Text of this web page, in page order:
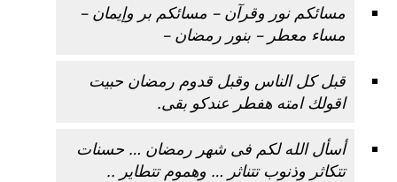
مسائكم نور وقرآن – مسائكم بر وإيمان –
مساء معطر – بنور رمضان –
قبل كل الناس وقبل قدوم رمضان حبيت
اقولك امته هفطر عندكو بقى.
أسأل الله لكم فى شهر رمضان … حسنات
تتكاثر وذنوب تتناثر … وهموم تتطاير ..